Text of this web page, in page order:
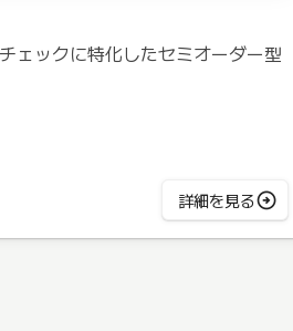
ェックに特化したセミオーダー型
詳細を見る